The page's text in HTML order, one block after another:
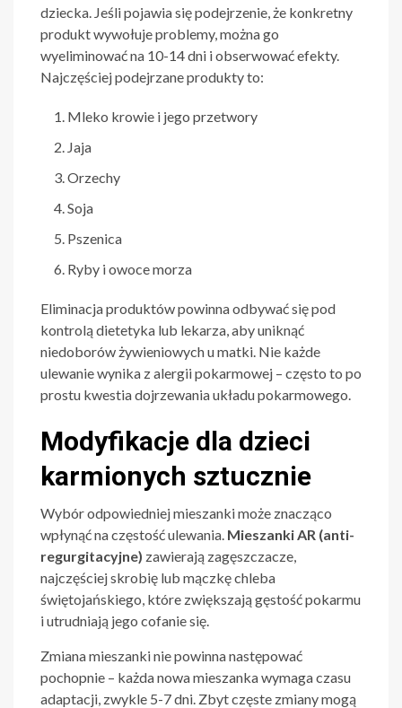
dziecka. Jeśli pojawia się podejrzenie, że konkretny
produkt wywołuje problemy, można go
wyeliminować na 10-14 dni i obserwować efekty.
Najczęściej podejrzane produkty to:
Mleko krowie i jego przetwory
Jaja
Orzechy
Soja
Pszenica
Ryby i owoce morza
Eliminacja produktów powinna odbywać się pod
kontrolą dietetyka lub lekarza, aby uniknąć
niedoborów żywieniowych u matki. Nie każde
ulewanie wynika z alergii pokarmowej – często to po
prostu kwestia dojrzewania układu pokarmowego.
Modyfikacje dla dzieci
karmionych sztucznie
Wybór odpowiedniej mieszanki może znacząco
wpłynąć na częstość ulewania. Mieszanki AR (anti-
regurgitacyjne) zawierają zagęszczacze,
najczęściej skrobię lub mączkę chleba
świętojańskiego, które zwiększają gęstość pokarmu
i utrudniają jego cofanie się.
Zmiana mieszanki nie powinna następować
pochopnie – każda nowa mieszanka wymaga czasu
adaptacji, zwykle 5-7 dni. Zbyt częste zmiany mogą